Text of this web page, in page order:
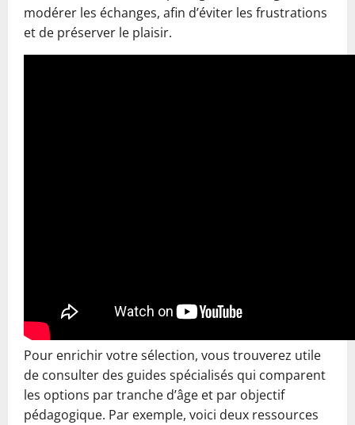
modérer les échanges, afin d’éviter les frustrations
et de préserver le plaisir.
Pour enrichir votre sélection, vous trouverez utile
de consulter des guides spécialisés qui comparent
les options par tranche d’âge et par objectif
pédagogique. Par exemple, voici deux ressources